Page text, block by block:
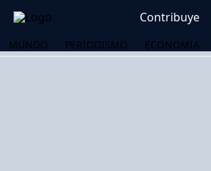
Contribuye
MUNDO PERIODISMO ECONOMÍA